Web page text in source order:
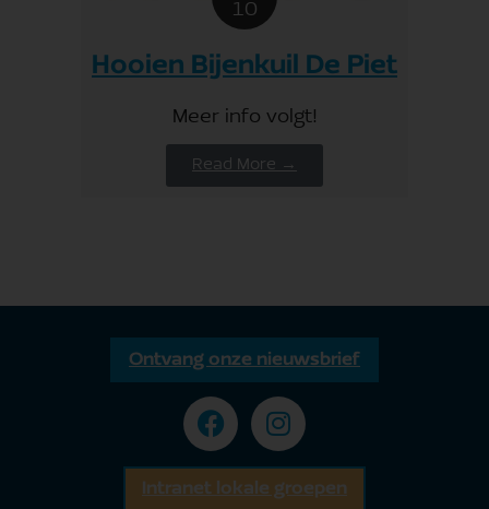
10
Hooien Bijenkuil De Piet
Meer info volgt!
Read More →
Ontvang onze nieuwsbrief
Intranet lokale groepen